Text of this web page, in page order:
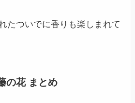
たついでに香りも楽しまれて
の花 まとめ